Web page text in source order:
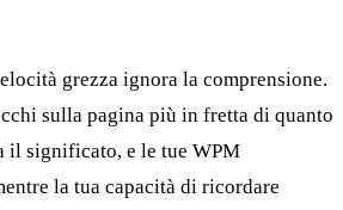
grezza ignora la comprensione.
sulla pagina più in fretta di quanto
il significato, e le tue WPM
la tua capacità di ricordare